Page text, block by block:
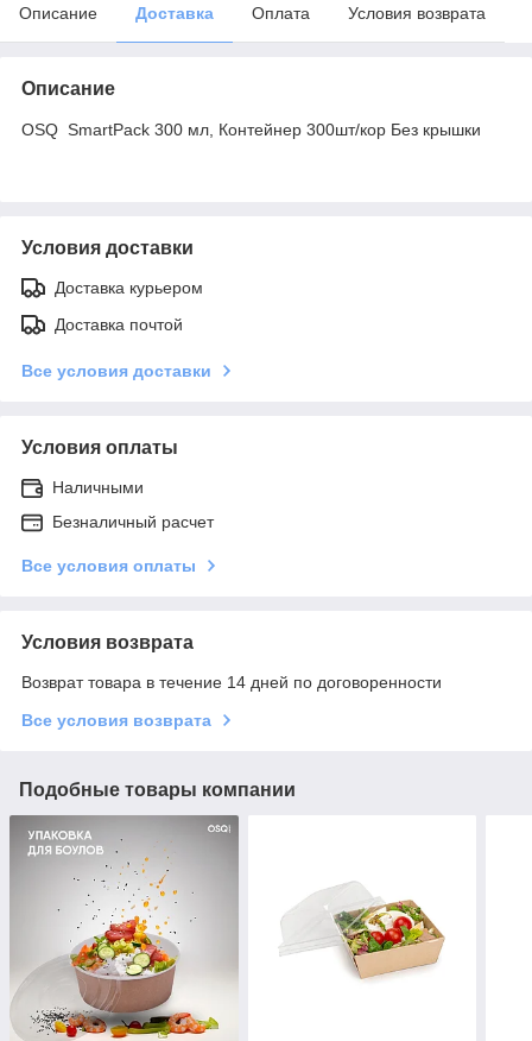
Описание Доставка Оплата Условия возврата
Описание
OSQ SmartPack 300 мл, Контейнер 300шт/кор Без крышки
Условия доставки
Доставка курьером
Доставка почтой
Все условия доставки
Условия оплаты
Наличными
Безналичный расчет
Все условия оплаты
Условия возврата
Возврат товара в течение 14 дней по договоренности
Все условия возврата
Подобные товары компании